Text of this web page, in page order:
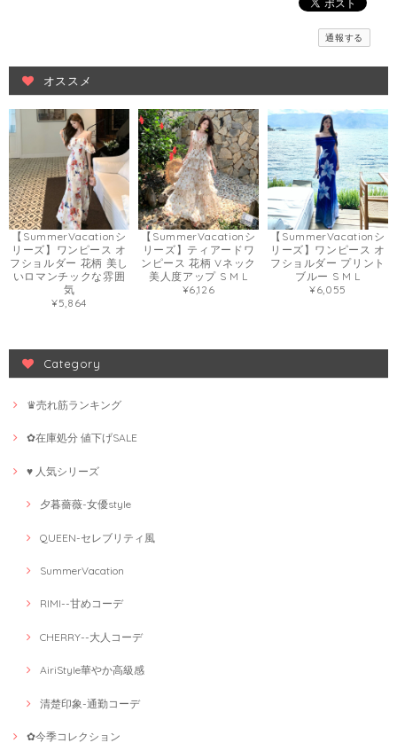
通報する
オススメ
【SummerVacationシ
リーズ】ワンピース オ
フショルダー 花柄 美し
いロマンチックな雰囲
気
¥5,864
【SummerVacationシ
リーズ】ティアードワ
ンピース 花柄 Vネック
美人度アップ S M L
¥6,126
【SummerVacationシ
リーズ】ワンピース オ
フショルダー プリント
ブルー S M L
¥6,055
Category
♛売れ筋ランキング
✿在庫処分 値下げSALE
♥ 人気シリーズ
夕暮薔薇-女優style
QUEEN-セレブリティ風
SummerVacation
RIMI--甘めコーデ
CHERRY--大人コーデ
AiriStyle華やか高級感
清楚印象-通勤コーデ
✿今季コレクション